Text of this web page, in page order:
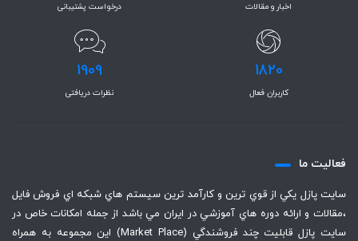
اخبار و مقالات درخواست پشتیبانی
1820
کاربران فعال
1909
نظرات دریافتی
فعاليت ما
سايت پازل يكي از قوي ترين و كارآمد ترين سيستم هاي شبكه اي فروش فايل
،‌مقالات و ارائه دوره هاي آموزشي در ايران مي باشد از جمله امكانات خاص در
سايت پازل قابليت چند فروشندگي (Market Place) اين مجموعه به همراه